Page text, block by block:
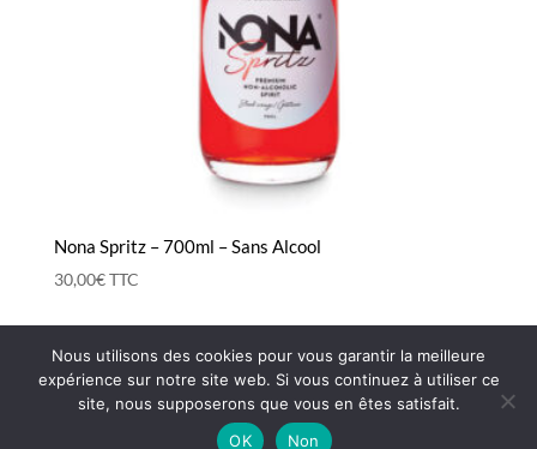
Nona Spritz – 700ml – Sans Alcool
30,00€TTC
CGV Mentions légales
Contact
LIVRAISON OFFERTE dès 85€ d’achats
Nous utilisons des cookies pour vous garantir la meilleure
expérience sur notre site web. Si vous continuez à utiliser ce
site, nous supposerons que vous en êtes satisfait.
OK
Non